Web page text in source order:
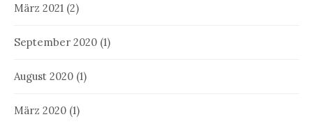
März 2021 (2)
September 2020 (1)
August 2020 (1)
März 2020 (1)